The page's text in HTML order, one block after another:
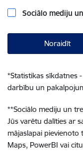
Sociālo mediju
Noraidīt
*Statistikas sīkdatnes
darbību un
**Sociālo mediju un
Jūs varētu dalīties ar
mājaslapai
Maps, PowerBI vai